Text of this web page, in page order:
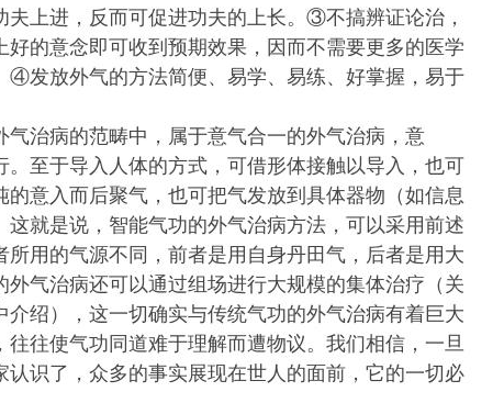
夫上进，反而可促进功夫的上长。③不搞辨证论治，
好的意念即可收到预期效果，因而不需要更多的医学
④发放外气的方法简便、易学、易练、好掌握，易于
气治病的范畴中，属于意气合一的外气治病，意
。至于导入人体的方式，可借形体接触以导入，也可
的意入而后聚气，也可把气发放到具体器物（如信息
这就是说，智能气功的外气治病方法，可以采用前述
所用的气源不同，前者是用自身丹田气，后者是用大
外气治病还可以通过组场进行大规模的集体治疗（关
介绍），这一切确实与传统气功的外气治病有着巨大
往往使气功同道难于理解而遭物议。我们相信，一旦
认识了，众多的事实展现在世人的面前，它的一切必